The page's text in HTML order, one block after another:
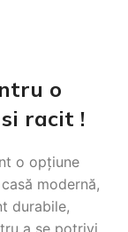
o
racit !
o opțiune
modernă,
durabile,
a se potrivi